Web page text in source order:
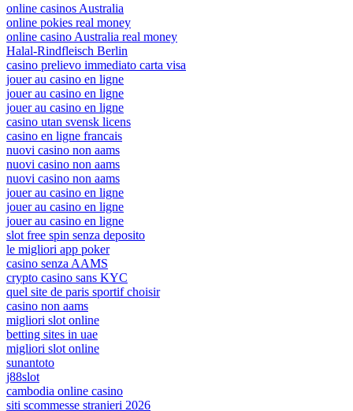
online casinos Australia
online pokies real money
online casino Australia real money
Halal-Rindfleisch Berlin
casino prelievo immediato carta visa
jouer au casino en ligne
jouer au casino en ligne
jouer au casino en ligne
casino utan svensk licens
casino en ligne francais
nuovi casino non aams
nuovi casino non aams
nuovi casino non aams
jouer au casino en ligne
jouer au casino en ligne
jouer au casino en ligne
slot free spin senza deposito
le migliori app poker
casino senza AAMS
crypto casino sans KYC
quel site de paris sportif choisir
casino non aams
migliori slot online
betting sites in uae
migliori slot online
sunantoto
j88slot
cambodia online casino
siti scommesse stranieri 2026